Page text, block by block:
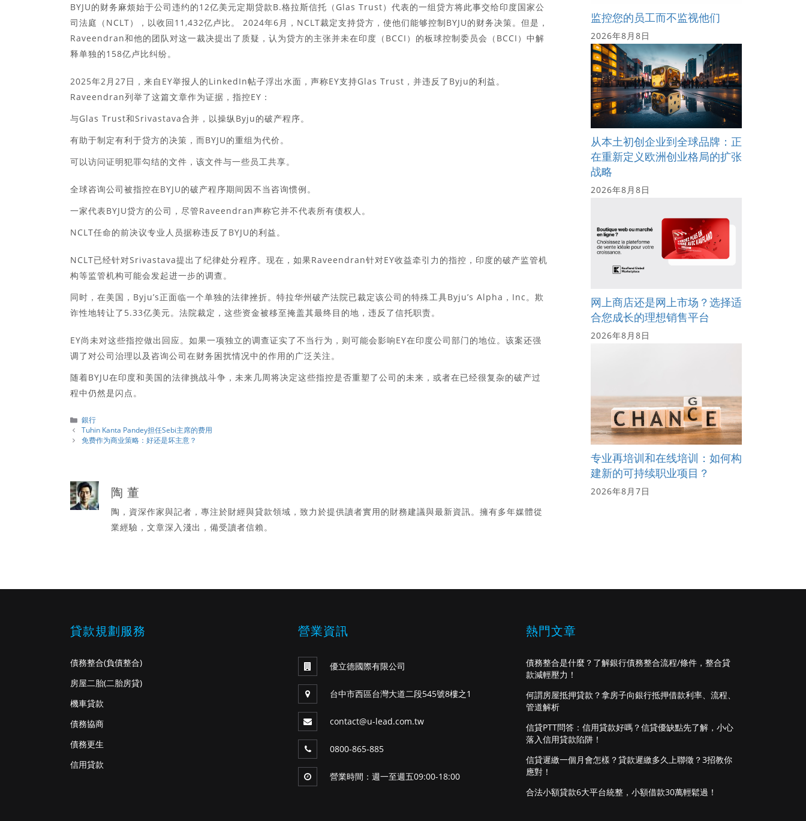
BYJU的财务麻烦始于公司违约的12亿美元定期贷款B.格拉斯信托（Glas Trust）代表的一组贷方将此事交给印度国家公
司法庭（NCLT），以收回11,432亿卢比。 2024年6月，NCLT裁定支持贷方，使他们能够控制BYJU的财务决策。但是，
Raveendran和他的团队对这一裁决提出了质疑，认为贷方的主张并未在印度（BCCI）的板球控制委员会（BCCI）中解
释单独的158亿卢比纠纷。
2025年2月27日，来自EY举报人的LinkedIn帖子浮出水面，声称EY支持Glas Trust，并违反了Byju的利益。
Raveendran列举了这篇文章作为证据，指控EY：
与Glas Trust和Srivastava合并，以操纵Byju的破产程序。
有助于制定有利于贷方的决策，而BYJU的重组为代价。
可以访问证明犯罪勾结的文件，该文件与一些员工共享。
全球咨询公司被指控在BYJU的破产程序期间因不当咨询惯例。
一家代表BYJU贷方的公司，尽管Raveendran声称它并不代表所有债权人。
NCLT任命的前决议专业人员据称违反了BYJU的利益。
NCLT已经针对Srivastava提出了纪律处分程序。现在，如果Raveendran针对EY收益牵引力的指控，印度的破产监管机
构等监管机构可能会发起进一步的调查。
同时，在美国，Byju’s正面临一个单独的法律挫折。特拉华州破产法院已裁定该公司的特殊工具Byju’s Alpha，Inc。欺
诈性地转让了5.33亿美元。法院裁定，这些资金被移至掩盖其最终目的地，违反了信托职责。
EY尚未对这些指控做出回应。如果一项独立的调查证实了不当行为，则可能会影响EY在印度公司部门的地位。该案还强
调了对公司治理以及咨询公司在财务困扰情况中的作用的广泛关注。
随着BYJU在印度和美国的法律挑战斗争，未来几周将决定这些指控是否重塑了公司的未来，或者在已经很复杂的破产过
程中仍然是闪点。
分
類
銀行
Tuhin Kanta Pandey担任Sebi主席的费用
免费作为商业策略：好还是坏主意？
陶 董
陶，資深作家與記者，專注於財經與貸款領域，致力於提供讀者實用的財務建議與最新資訊。擁有多年媒體從
業經驗，文章深入淺出，備受讀者信賴。
监控您的员工而不监视他们
2026年8月8日
从本土初创企业到全球品牌：正
在重新定义欧洲创业格局的扩张
战略
2026年8月8日
网上商店还是网上市场？选择适
合您成长的理想销售平台
2026年8月8日
专业再培训和在线培训：如何构
建新的可持续职业项目？
2026年8月7日
貸款規劃服務
債務整合(負債整合)
房屋二胎(二胎房貸)
機車貸款
債務協商
債務更生
信用貸款
營業資訊
優立德國際有限公司
台中市西區台灣大道二段545號8樓之1
contact@u-lead.com.tw
0800-865-885
營業時間：週一至週五09:00-18:00
熱門文章
債務整合是什麼？了解銀行債務整合流程/條件，整合貸
款減輕壓力！
何謂房屋抵押貸款？拿房子向銀行抵押借款利率、流程、
管道解析
信貸PTT問答：信用貸款好嗎？信貸優缺點先了解，小心
落入信用貸款陷阱！
信貸遲繳一個月會怎樣？貸款遲繳多久上聯徵？3招教你
應對！
合法小額貸款6大平台統整，小額借款30萬輕鬆過！